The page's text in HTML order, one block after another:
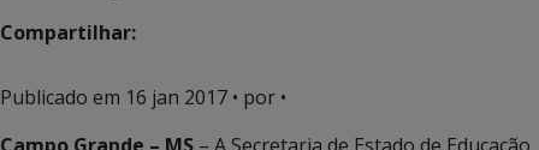
Compartilhar:
Publicado em 16 jan 2017 • por •